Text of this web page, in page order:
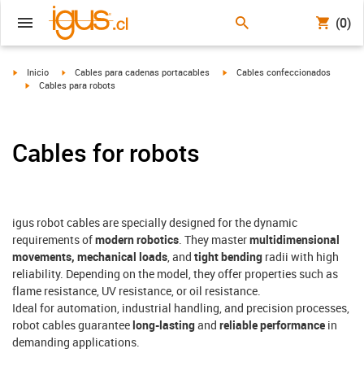
(0)
igus-icon-arrow-right
Inicio igus-icon-arrow-right
Cables para cadenas portacables igus-icon-arrow-right
Cables confeccionados
igus-icon-arrow-right
Cables para robots
Cables for robots
igus robot cables are specially designed for the dynamic
requirements ofmodern robotics . They mastermultidimensional
movements, mechanical loads , and tight bending radii with high
reliability. Depending on the model, they offer properties such as
flame resistance, UV resistance, or oil resistance.
Ideal for automation, industrial handling, and precision processes,
robot cables guaranteelong-lastingand reliable performance in
demanding applications.